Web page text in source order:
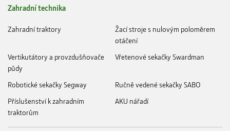
Zahradní technika
Zahradní traktory
Žací stroje s nulovým poloměrem
otáčení
Vertikutátory a provzdušňovače
půdy
Vřetenové sekačky Swardman
Robotické sekačky Segway
Ručně vedené sekačky SABO
Příslušenství k zahradním
traktorům
AKU nářadí